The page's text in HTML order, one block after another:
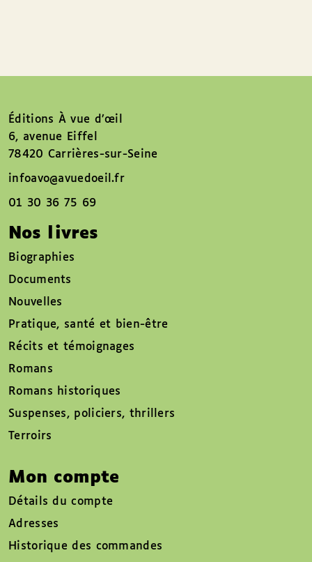
Éditions À vue d’œil
6, avenue Eiffel
78420 Carrières-sur-Seine
infoavo@avuedoeil.fr
01 30 36 75 69
Nos livres
Biographies
Documents
Nouvelles
Pratique, santé et bien-être
Récits et témoignages
Romans
Romans historiques
Suspenses, policiers, thrillers
Terroirs
Mon compte
Détails du compte
Adresses
Historique des commandes